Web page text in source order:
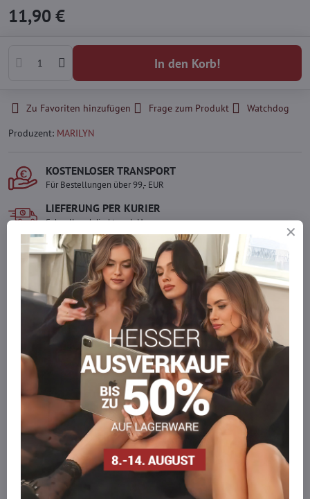
11,90 €
In den Korb!
Zu Favoriten hinzufügen Frage zum Produkt
Watchdog
Produzent: MARILYN
KOSTENLOSER TRANSPORT
Für Bestellungen über 99,- EUR
LIEFERUNG PER KURIER
Schnell und direkt nach Hause.
SICHERE ZAHLUNGEN
Gesicherte Online-Zahlungen
Ware auf Lager
Wir versenden sofort
Werden Sie Teil von everlady
Werden Sie Teil von everlady und genießen Sie einen 5 %
Mitgliedervorteilbei jedem Einkauf.
Der Vorteil wird automatisch im Warenkorb angewendet.
Möchten Sie mehr bestellen, als wir
auf Lager haben?
Zögern Sie nicht, uns zu kontaktieren, wir füllen die Ware für Sie
wieder auf!
info​@everlady​.eu